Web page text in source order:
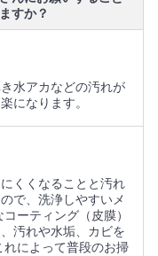
すか？
水アカなどの汚れが
になります。
くくなることと汚れ
で、洗浄しやすいメ
ーティング（皮膜）
汚れや水垢、カビを
によって普段のお掃